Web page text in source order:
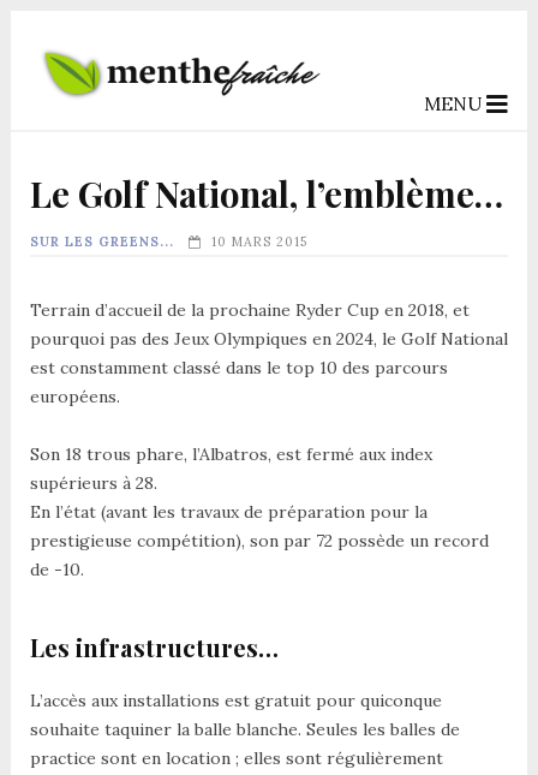
MENU
Le Golf National, l’emblème…
SUR LES GREENS... 10 MARS 2015
Terrain d’accueil de la prochaine Ryder Cup en 2018, et
pourquoi pas des Jeux Olympiques en 2024, le Golf National
est constamment classé dans le top 10 des parcours
européens.
Son 18 trous phare, l’Albatros, est fermé aux index
supérieurs à 28.
En l’état (avant les travaux de préparation pour la
prestigieuse compétition), son par 72 possède un record
de -10.
Les infrastructures…
L’accès aux installations est gratuit pour quiconque
souhaite taquiner la balle blanche. Seules les balles de
practice sont en location ; elles sont régulièrement